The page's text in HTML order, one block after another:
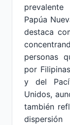
Papúa
destaca
personas
por
y del
Unidos,
también
dispersión